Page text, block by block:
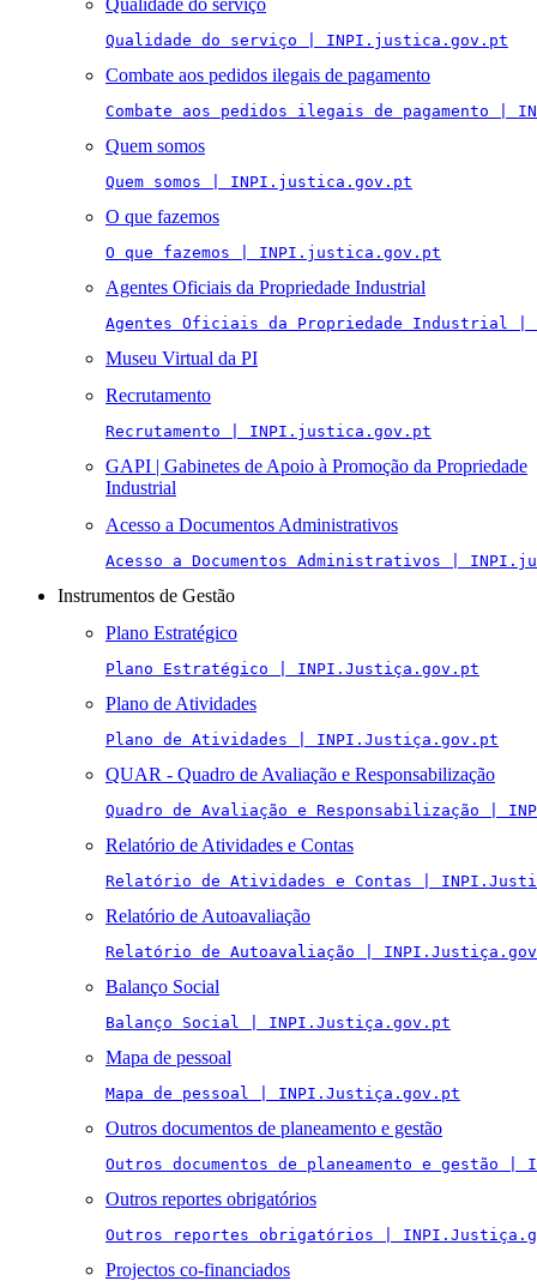
Qualidade do serviço
Qualidade do serviço | INPI.justica.gov.pt
Combate aos pedidos ilegais de pagamento
Combate aos pedidos ilegais de pagamento |
Quem somos
Quem somos | INPI.justica.gov.pt
O que fazemos
O que fazemos | INPI.justica.gov.pt
Agentes Oficiais da Propriedade Industrial
Agentes Oficiais da Propriedade Industrial
Museu Virtual da PI
Recrutamento
Recrutamento | INPI.justica.gov.pt
GAPI | Gabinetes de Apoio à Promoção da Propriedade
Industrial
Acesso a Documentos Administrativos
Acesso a Documentos Administrativos |
Instrumentos de Gestão
Plano Estratégico
Plano Estratégico | INPI.Justiça.gov.pt
Plano de Atividades
Plano de Atividades | INPI.Justiça.gov.pt
QUAR - Quadro de Avaliação e Responsabilização
Quadro de Avaliação e Responsabilização |
Relatório de Atividades e Contas
Relatório de Atividades e Contas |
Relatório de Autoavaliação
Relatório de Autoavaliação |
Balanço Social
Balanço Social | INPI.Justiça.gov.pt
Mapa de pessoal
Mapa de pessoal | INPI.Justiça.gov.pt
Outros documentos de planeamento e gestão
Outros documentos de planeamento e gestão
Outros reportes obrigatórios
Outros reportes obrigatórios |
Projectos co-financiados